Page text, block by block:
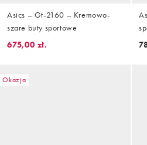
Asics – Gt-2160 – Kremowo-
szare buty sportowe
675,00 zł.
Okazja